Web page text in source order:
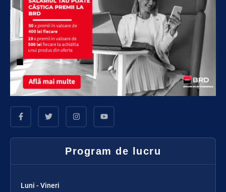
Program de lucru
Luni - Vineri